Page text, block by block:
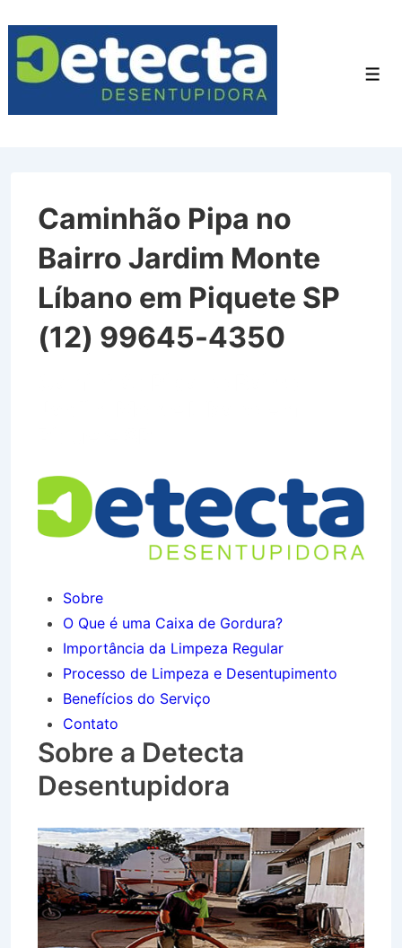
para
Conteúdo
Caminhão Pipa no
Bairro Jardim Monte
Líbano em Piquete SP
(12) 99645-4350
Sobre
O Que é uma Caixa de Gordura?
Importância da Limpeza Regular
Processo de Limpeza e Desentupimento
Benefícios do Serviço
Contato
Sobre a Detecta
Desentupidora